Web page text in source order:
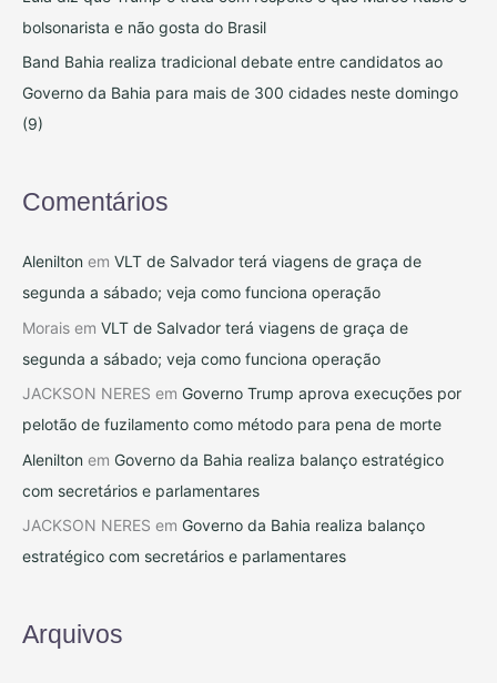
r
:
bolsonarista e não gosta do Brasil
Band Bahia realiza tradicional debate entre candidatos ao
Governo da Bahia para mais de 300 cidades neste domingo
(9)
Comentários
Alenilton em VLT de Salvador terá viagens de graça de
segunda a sábado; veja como funciona operação
Morais em VLT de Salvador terá viagens de graça de
segunda a sábado; veja como funciona operação
JACKSON NERES em Governo Trump aprova execuções por
pelotão de fuzilamento como método para pena de morte
Alenilton em Governo da Bahia realiza balanço estratégico
com secretários e parlamentares
JACKSON NERES em Governo da Bahia realiza balanço
estratégico com secretários e parlamentares
Arquivos